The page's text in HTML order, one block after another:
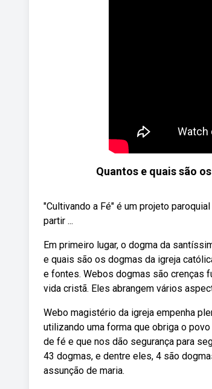
Quantos e quais são
"Cultivando a Fé" é um projeto
partir ...
Em primeiro lugar, o dogma da
e quais são os dogmas da igreja
e fontes. Webos dogmas são crenças
vida cristã. Eles abrangem vários
Webo magistério da igreja empenha
utilizando uma forma que obriga o
de fé e que nos dão segurança para
43 dogmas, e dentre eles, 4 são
assunção de maria.